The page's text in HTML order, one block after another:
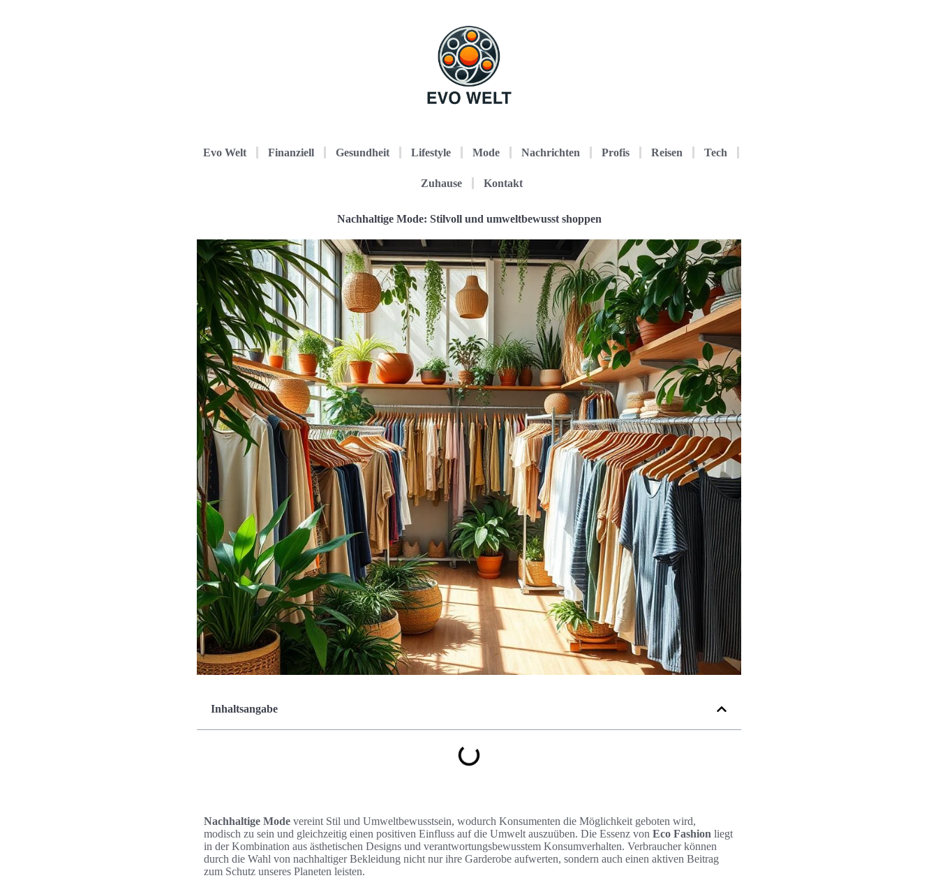
Evo Welt Finanziell Gesundheit Lifestyle Mode Nachrichten Profis Reisen Tech
Zuhause Kontakt
Nachhaltige Mode: Stilvoll und umweltbewusst shoppen
Inhaltsangabe
Nachhaltige Mode vereint Stil und Umweltbewusstsein, wodurch Konsumenten die Möglichkeit geboten wird,
modisch zu sein und gleichzeitig einen positiven Einfluss auf die Umwelt auszuüben. Die Essenz von Eco Fashion liegt
in der Kombination aus ästhetischen Designs und verantwortungsbewusstem Konsumverhalten. Verbraucher können
durch die Wahl von nachhaltiger Bekleidung nicht nur ihre Garderobe aufwerten, sondern auch einen aktiven Beitrag
zum Schutz unseres Planeten leisten.